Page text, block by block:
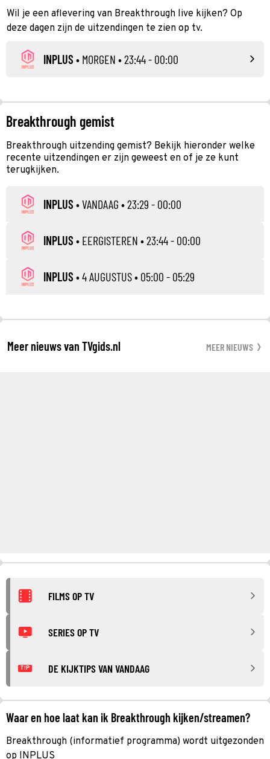
Wil je een aflevering van Breakthrough live kijken? Op
deze dagen zijn de uitzendingen te zien op tv.
INPLUS • MORGEN • 23:44 - 00:00
Breakthrough gemist
Breakthrough uitzending gemist? Bekijk hieronder welke
recente uitzendingen er zijn geweest en of je ze kunt
terugkijken.
INPLUS •VANDAAG • 23:29 - 00:00
INPLUS • EERGISTEREN • 23:44 - 00:00
INPLUS •4 AUGUSTUS• 05:00 - 05:29
Meer nieuws van TVgids.nl MEER NIEUWS
FILMS OP TV
SERIES OP TV
TIP DE KIJKTIPS VAN VANDAAG
Waar en hoe laat kan ik Breakthrough kijken/streamen?
Breakthrough (informatief programma) wordt uitgezonden
op INPLUS